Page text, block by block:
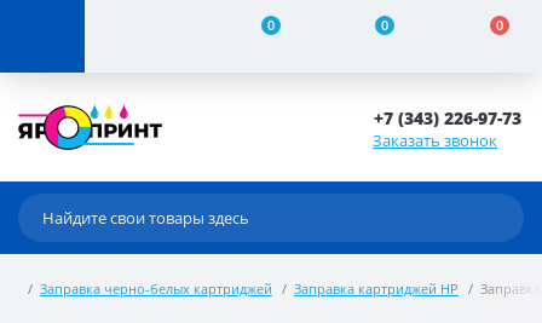
0 0 0
+7 (343) 226-97-73
Заказать звонок
Заправка черно-белых картриджей Заправка картриджей HP